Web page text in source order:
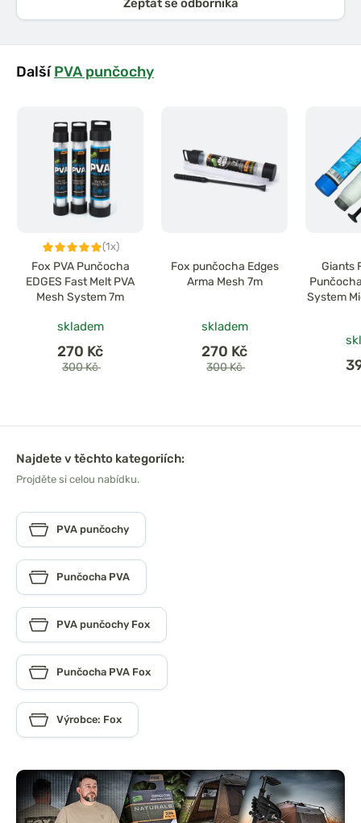
Zeptat se odborníka
DalšíPVA punčochy
(1x)
Fox PVA Punčocha
EDGES Fast Melt PVA
Mesh System 7m
skladem
270 Kč
300 Kč
Fox punčocha Edges
Arma Mesh 7m
skladem
270 Kč
300 Kč
Giants
System
Najdete v těchto kategoriích:
Projděte si celou nabídku.
PVA punčochy
Punčocha PVA
PVA punčochy Fox
Punčocha PVA Fox
Výrobce: Fox